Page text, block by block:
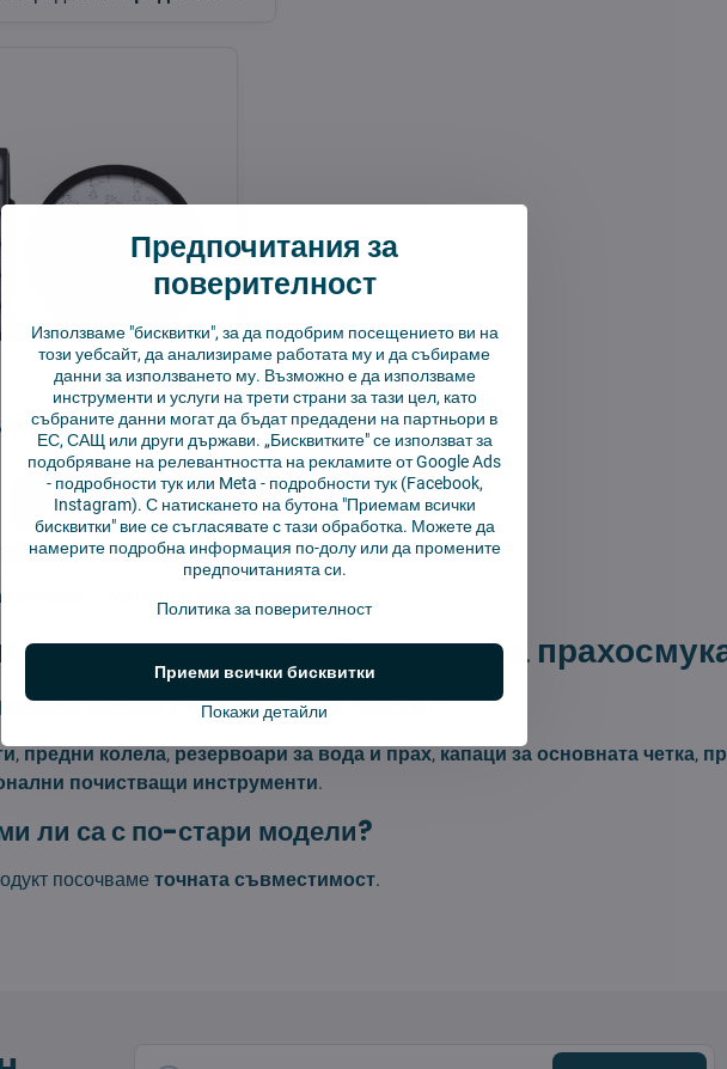
19,41 €
30%
Rowenta
Добави в количката
части за роботизирана
освен стандартните части?
,предни колела,резервоари за вода и прах,капаци за основната четка,
почистващи инструменти.
ли са с по-стари модели?
посочваметочната съвместимост.
Предпочитания за
поверителност
Използваме "бисквитки", за да подобрим посещението ви на
този уебсайт, да анализираме работата му и да събираме
данни за използването му. Възможно е да използваме
инструменти и услуги на трети страни за тази цел, като
събраните данни могат да бъдат предадени на партньори в
ЕС, САЩ или други държави. „Бисквитките" се използват за
подобряване на релевантността на рекламите от Google Ads
- подробности тукили Meta - подробности тук(Facebook,
Instagram). С натискането на бутона "Приемам всички
бисквитки" вие се съгласявате с тази обработка. Можете да
намерите подробна информация по-долу или да промените
предпочитанията си.
Политика за поверителност
Покажи детайли
Приеми всички бисквитки